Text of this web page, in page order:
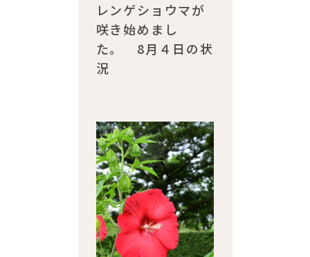
レンゲショウマが
咲き始めまし
た。 8月４日の状
況